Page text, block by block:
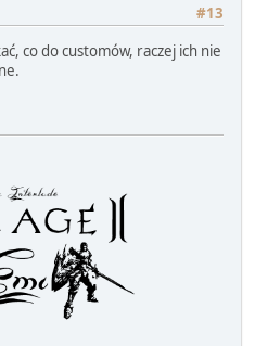
#13
co do customów, raczej ich nie